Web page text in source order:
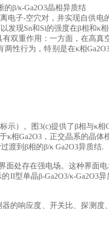
的β/κ-Ga2O3晶相异质结
电子-空穴对，并实现自供电
发现Sn和Si的强度在β相和κ相
有双重作用：一方面，在高
两性行为，特别是在κ相Ga2O
示）。 图3(c)提供了β相与κ相
κ相Ga2O3 ，正交晶系的晶体
渡到β相的β/κ Ga2O3异质结.
面处存在强电场。这种界面
II型单晶β-Ga2O3/κ-Ga2O3异
的响应度、开关比、探测度